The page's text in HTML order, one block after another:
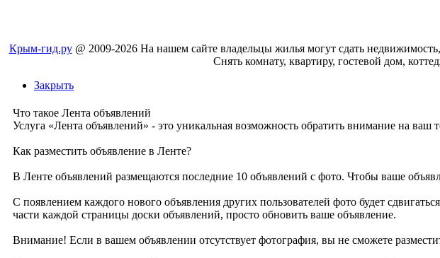
Крым-гид.ру@ 2009-2026 На нашем сайте владельцы жилья могут сдать
Cнять комнату, квартиру, гостевой дом,
Закрыть
Что такое Лента объявлений
Услуга «Лента объявлений» - это уникальная возможность обратить внимание на
Как разместить объявление в Ленте?
В Ленте объявлений размещаются последние 10 объявлений с фото. Чтобы ваше
С появлением каждого нового объявления других пользователей фото будет
части каждой страницы доски объявлений, просто обновить ваше объявление.
Внимание! Если в вашем объявлении отсутствует фотография, вы не сможете